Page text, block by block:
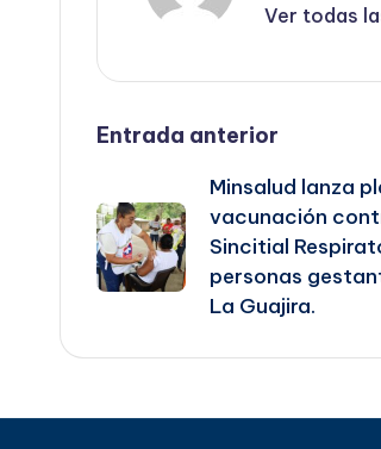
Ver todas
Navegación
de
entradas
Entrada anterior
Minsalud lanza
vacunación
Sincitial
personas
La Guajira.